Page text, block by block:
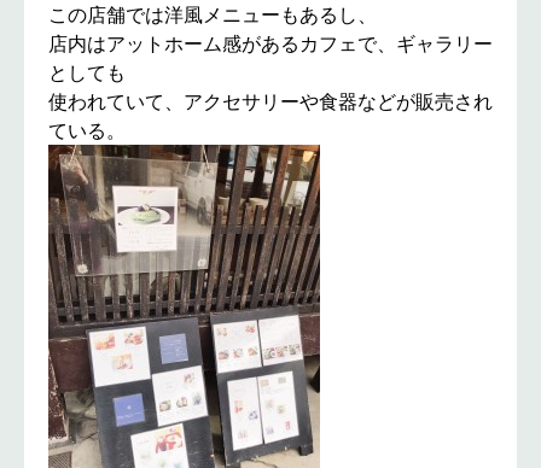
この店舗では洋風メニューもあるし、
店内はアットホーム感があるカフェで、ギャラリー
としても
使われていて、アクセサリーや食器などが販売され
ている。